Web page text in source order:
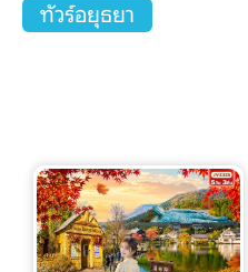
บริษัทเบสเฟรน
หน้าแรก
ทัวร์อยุธยา